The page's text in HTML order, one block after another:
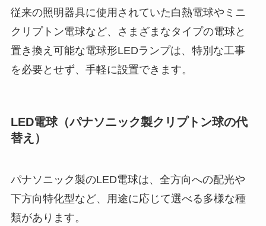
従来の照明器具に使用されていた白熱電球やミニ
クリプトン電球など、さまざまなタイプの電球と
置き換え可能な電球形LEDランプは、特別な工事
を必要とせず、手軽に設置できます。
LED電球（パナソニック製クリプトン球の代
替え）
パナソニック製のLED電球は、全方向への配光や
下方向特化型など、用途に応じて選べる多様な種
類があります。